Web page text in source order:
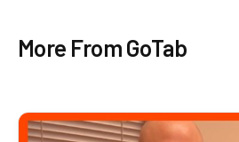
More From GoTab